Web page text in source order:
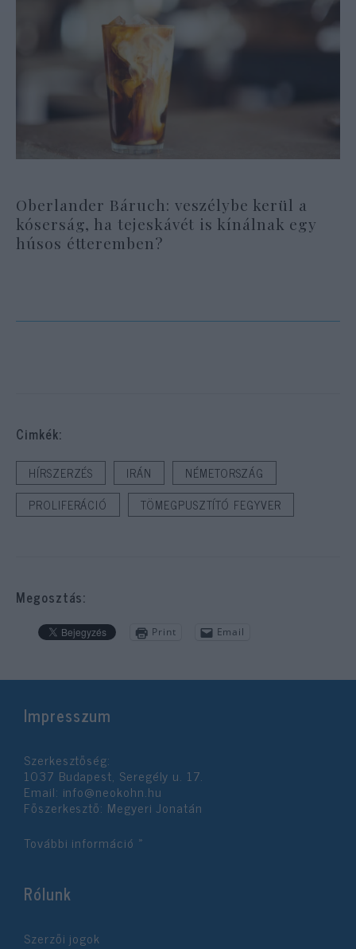
Oberlander Báruch: veszélybe kerül a
kóserság, ha tejeskávét is kínálnak egy
húsos étteremben?
Cimkék:
HÍRSZERZÉS IRÁN
NÉMETORSZÁG
PROLIFERÁCIÓ
TÖMEGPUSZTÍTÓ FEGYVER
Megosztás:
Print Email
Impresszum
Szerkesztőség:
1037 Budapest, Seregély u. 17.
Email: info@neokohn.hu
Főszerkesztő: Megyeri Jonatán
További információ »
Rólunk
Szerzői jogok